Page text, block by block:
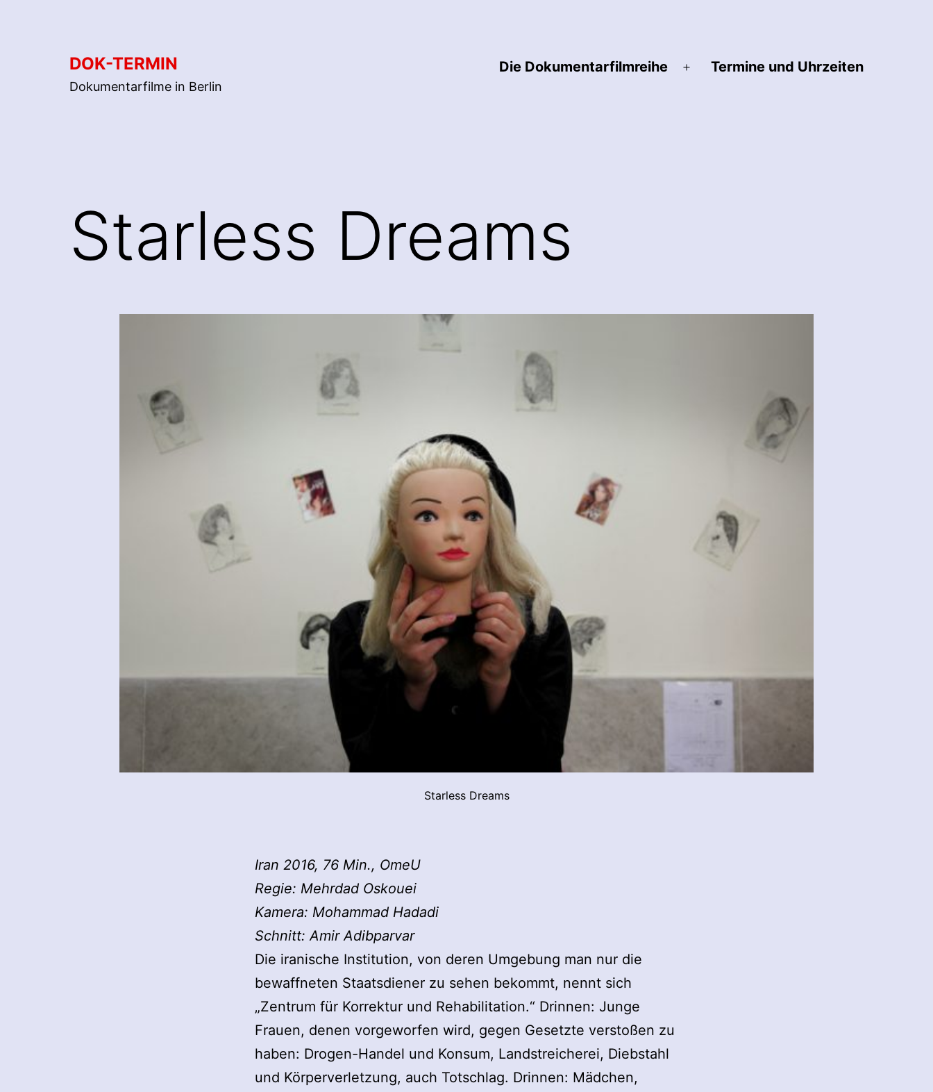
DOK-TERMIN
Dokumentarfilme in Berlin
Die Dokumentarfilmreihe
Menü
Termine und Uhrzeiten
Starless Dreams
Starless Dreams
Iran 2016, 76 Min., OmeU
Regie: Mehrdad Oskouei
Kamera: Mohammad Hadadi
Schnitt: Amir Adibparvar
Die iranische Institution, von deren Umgebung man nur die
bewaffneten Staatsdiener zu sehen bekommt, nennt sich
„Zentrum für Korrektur und Rehabilitation.“ Drinnen: Junge
Frauen, denen vorgeworfen wird, gegen Gesetzte verstoßen zu
haben: Drogen-Handel und Konsum, Landstreicherei, Diebstahl
und Körperverletzung, auch Totschlag. Drinnen: Mädchen,